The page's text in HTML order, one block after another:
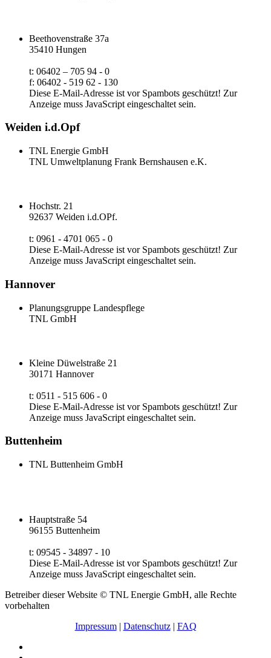
Beethovenstraße 37a
35410 Hungen
t: 06402 – 705 94 - 0
f: 06402 - 519 62 - 130
Diese E-Mail-Adresse ist vor Spambots geschützt! Zur
Anzeige muss JavaScript eingeschaltet sein.
Weiden i.d.Opf
TNL Energie GmbH
TNL Umweltplanung Frank Bernshausen e.K.
Hochstr. 21
92637 Weiden i.d.OPf.
t: 0961 - 4701 065 - 0
Diese E-Mail-Adresse ist vor Spambots geschützt! Zur
Anzeige muss JavaScript eingeschaltet sein.
Hannover
Planungsgruppe Landespflege
TNL GmbH
Kleine Düwelstraße 21
30171 Hannover
t: 0511 - 515 606 - 0
Diese E-Mail-Adresse ist vor Spambots geschützt! Zur
Anzeige muss JavaScript eingeschaltet sein.
Buttenheim
TNL Buttenheim GmbH
Hauptstraße 54
96155 Buttenheim
t: 09545 - 34897 - 10
Diese E-Mail-Adresse ist vor Spambots geschützt! Zur
Anzeige muss JavaScript eingeschaltet sein.
Betreiber dieser Website © TNL Energie GmbH, alle Rechte
vorbehalten
Impressum| Datenschutz| FAQ